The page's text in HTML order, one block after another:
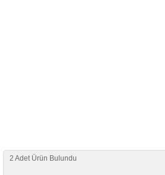
2 Adet Ürün Bulundu